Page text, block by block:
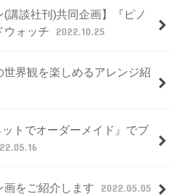
(講談社刊)共同企画】『ピノ
ウォッチ
2022.10.25
界観を楽しめるアレンジ紹
ットでオーダーメイド』でブ
をご紹介します 2022.05.05